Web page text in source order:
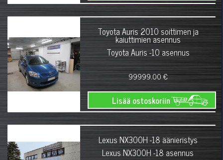
Toyota Auris 2010 soittimen ja
kaiuttimien asennus
Toyota Auris -10 asennus
99999.00 €
Lisää ostoskoriin
Lexus NX300H -18 äänieristys
Lexus NX300H -18 asennus